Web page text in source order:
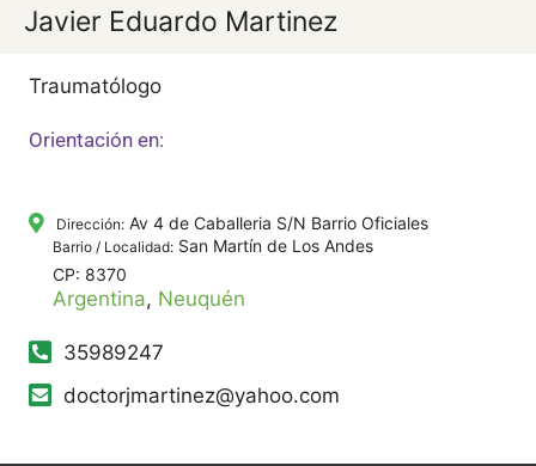
Javier Eduardo Martinez
Traumatólogo
Orientación en:
Dirección: Av 4 de Caballeria S/N Barrio Oficiales
Barrio / Localidad: San Martín de Los Andes
CP: 8370
Argentina, Neuquén
35989247
doctorjmartinez@yahoo.com